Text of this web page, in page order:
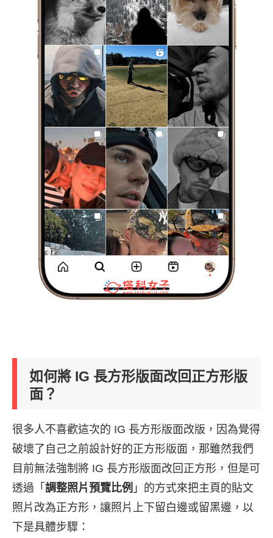
如何將 IG 長方形版面改回正方形版
面？
很多人不喜歡這次的 IG 長方形版面改版，因為覺得
破壞了自己之前設計好的正方形版面，那雖然我們
目前無法強制將 IG 長方形版面改回正方形，但是可
透過「 調整照片預覽比例 」的方式來把主頁的貼文
照片改為正方形，讓照片上下留白邊或留黑邊，以
下是具體步驟：